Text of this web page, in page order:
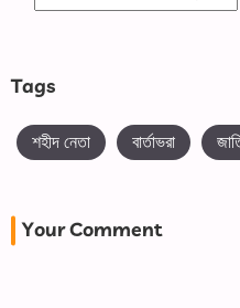
Tags
শহীদ নেতা বার্তাভরা
Your Comment